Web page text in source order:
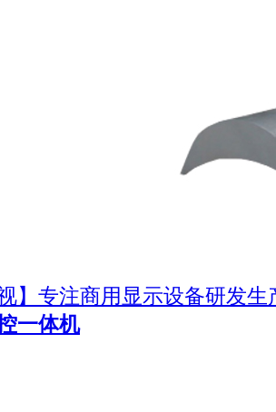
视】专注商用显示设备研发
一体机